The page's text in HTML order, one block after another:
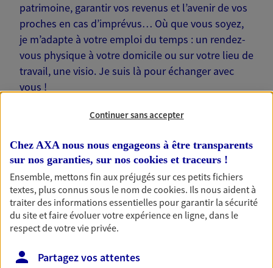
patrimoine, garantir vos revenus et l’avenir de vos
proches en cas d’imprévus… Où que vous soyez,
je m’adapte à votre emploi du temps : un rendez-
vous physique à votre domicile ou sur votre lieu de
travail, une visio. Je suis là pour échanger avec
vous !
Nos offres phares
Épargne
Réalisez vos projets grâce à votre épargne : achat
immobilier, études des enfants ou voyage autour
du monde… Épargnez à votre rythme et
Continuer sans accepter
Chez AXA nous nous engageons à être transparents
sur nos garanties, sur nos cookies et traceurs !
Ensemble, mettons fin aux préjugés sur ces petits fichiers
textes, plus connus sous le nom decookies. Ils nous aident à
traiter des informations essentielles pour garantir la sécurité
du site et faire évoluer votre expérience en ligne, dans le
respect de votre vie privée.
Partagez vos attentes